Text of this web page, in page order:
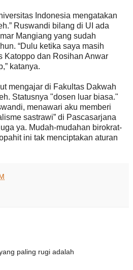
Indonesia mengatakan
Ruswandi bilang di UI ada
Mangiang yang sudah
“Dulu ketika saya masih
Katoppo dan Rosihan Anwar
katanya.
mengajar di Fakultas Dakwah
Statusnya "dosen luar biasa."
menawari aku memberi
sastrawi” di Pascasarjana
ya. Mudah-mudahan birokrat-
ini tak menciptakan aturan
paling rugi adalah